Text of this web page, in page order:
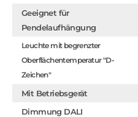
Geeignet für
Pendelaufhängung
Leuchte mit begrenzter
Oberflächentemperatur "D-
Zeichen"
Mit Betriebsgerät
Dimmung DALI